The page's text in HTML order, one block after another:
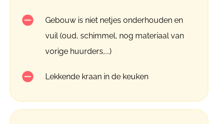
Gebouw is niet netjes onderhouden en
vuil (oud, schimmel, nog materiaal van
vorige huurders,...)
Lekkende kraan in de keuken